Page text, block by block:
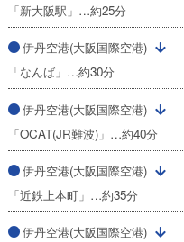
「新大阪駅」…約25分
伊丹空港(大阪国際空港)
「なんば」…約30分
伊丹空港(大阪国際空港)
「OCAT(JR難波)」…約40分
伊丹空港(大阪国際空港)
「近鉄上本町」…約35分
伊丹空港(大阪国際空港)